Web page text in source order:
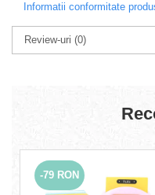
Informatii conformitate
Review-uri (0)
-79 RON